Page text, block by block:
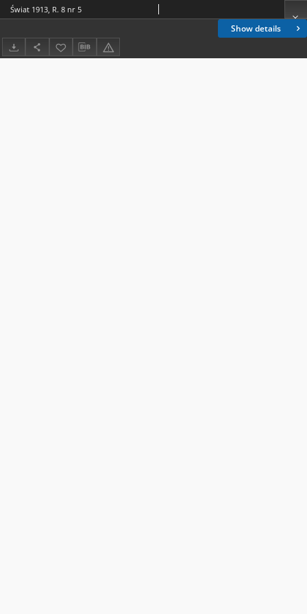
Show details
Świat 1913, R. 8 nr 5